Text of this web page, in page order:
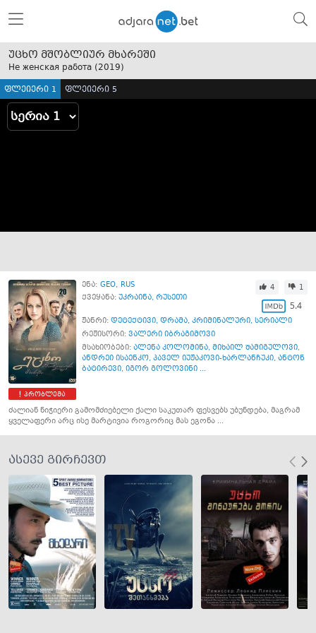
უცხო მშობლიურ მხარეში
Не женская работа (2019)
ფლეიერი 1 ფლეიერი 5
პრობლემა
ენა: GEO RUS
ქვეყანა: უკრაინა, რუსეთი
4 1
5.4
ჟანრი: დეტექტივი, დრამა, კრიმინალური, სერიალი
რეჟისორი: ვალერი იბრაგიმოვი
მსახიობები: ალენა კოლომინა, მიხაილ შამიგულოვი,
ანდრეი ისაენკო, პაველ იუჟაკოვი-ხარლანჩუკი, ანტონ
ბატირევი, იგორ გოლოვინი ...
ძალიან ნიჭიერი გამომძიებელი ქალი საკუთარ ფესვებს უბუნდება, მაგრამ
ყველაფერი არც ისე მარტივია როგორიც მას ეგონა ...
ასევე გირჩევთ